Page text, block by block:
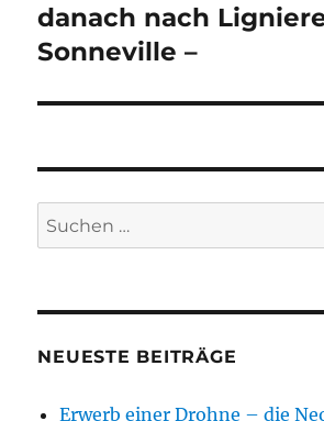
danach nach
Sonneville –
Suchen
nach:
NEUESTE BEITRÄGE
Erwerb einer Drohne – die